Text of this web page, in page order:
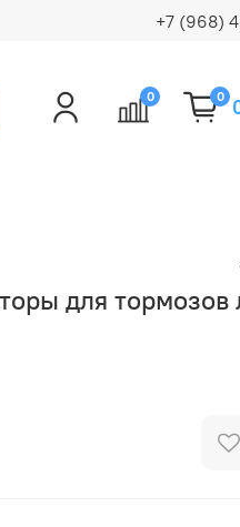
+7 (968)
0 0
для